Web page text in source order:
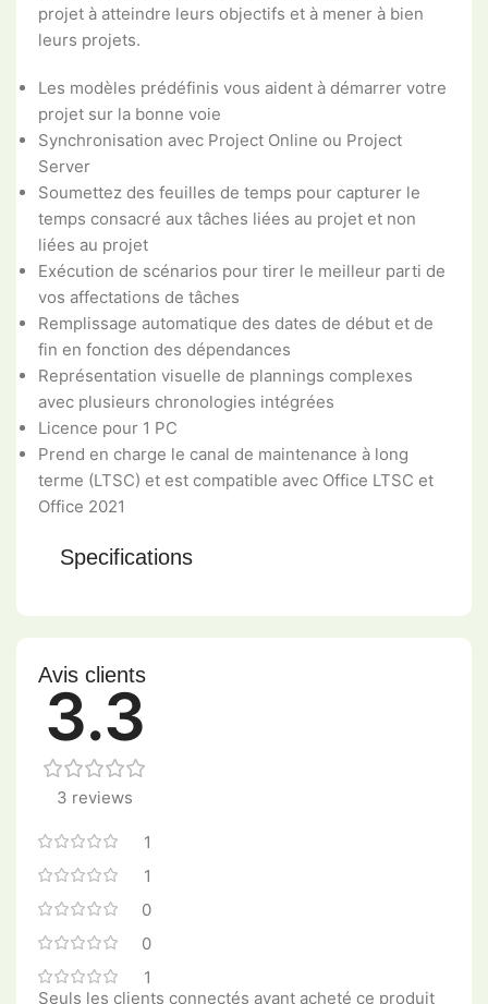
projet à atteindre leurs objectifs et à mener à bien
leurs projets.
Les modèles prédéfinis vous aident à démarrer votre
projet sur la bonne voie
Synchronisation avec Project Online ou Project
Server
Soumettez des feuilles de temps pour capturer le
temps consacré aux tâches liées au projet et non
liées au projet
Exécution de scénarios pour tirer le meilleur parti de
vos affectations de tâches
Remplissage automatique des dates de début et de
fin en fonction des dépendances
Représentation visuelle de plannings complexes
avec plusieurs chronologies intégrées
Licence pour 1 PC
Prend en charge le canal de maintenance à long
terme (LTSC) et est compatible avec Office LTSC et
Office 2021
Specifications
Avis clients
3.3
3 reviews
1
1
0
0
1
Seuls les clients connectés ayant acheté ce produit